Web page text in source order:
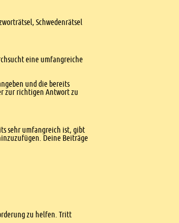
Schwedenrätsel
eine umfangreiche
und die bereits
zur richtigen Antwort zu
sehr umfangreich ist, gibt
Deine Beiträge
zu helfen. Tritt